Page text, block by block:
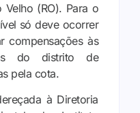
(RO). Para o
só deve ocorrer
compensações às
do distrito de
pela cota.
à Diretoria